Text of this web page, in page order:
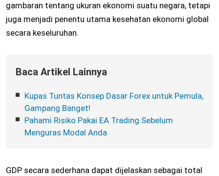
gambaran tentang ukuran ekonomi suatu negara, tetapi
juga menjadi penentu utama kesehatan ekonomi global
secara keseluruhan.
Baca Artikel Lainnya
Kupas Tuntas Konsep Dasar Forex untuk Pemula,
Gampang Banget!
Pahami Risiko Pakai EA Trading Sebelum
Menguras Modal Anda
GDP secara sederhana dapat dijelaskan sebagai total